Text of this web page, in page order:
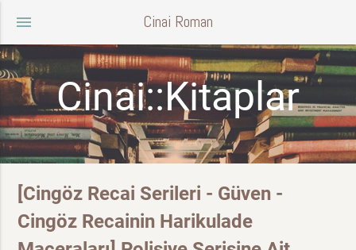
menu Cinai Roman
Cinai::Kitaplar
[Cingöz Recai Serileri - Güven -
Cingöz Recainin Harikulade